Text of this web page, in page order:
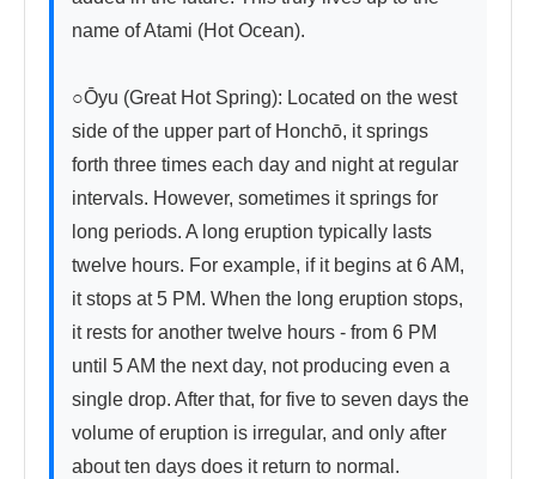
name of Atami (Hot Ocean).
○Ōyu (Great Hot Spring): Located on the west
side of the upper part of Honchō, it springs
forth three times each day and night at regular
intervals. However, sometimes it springs for
long periods. A long eruption typically lasts
twelve hours. For example, if it begins at 6 AM,
it stops at 5 PM. When the long eruption stops,
it rests for another twelve hours - from 6 PM
until 5 AM the next day, not producing even a
single drop. After that, for five to seven days the
volume of eruption is irregular, and only after
about ten days does it return to normal.